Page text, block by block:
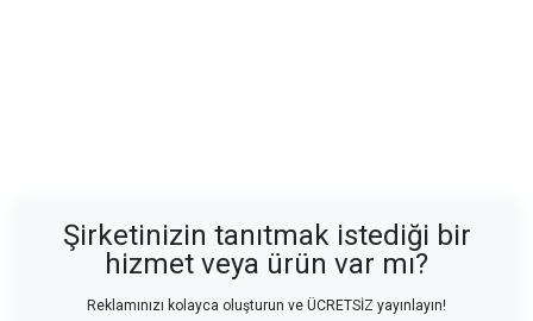
Şirketinizin tanıtmak istediği bir
hizmet veya ürün var mı?
Reklamınızı kolayca oluşturun ve ÜCRETSİZ yayınlayın!